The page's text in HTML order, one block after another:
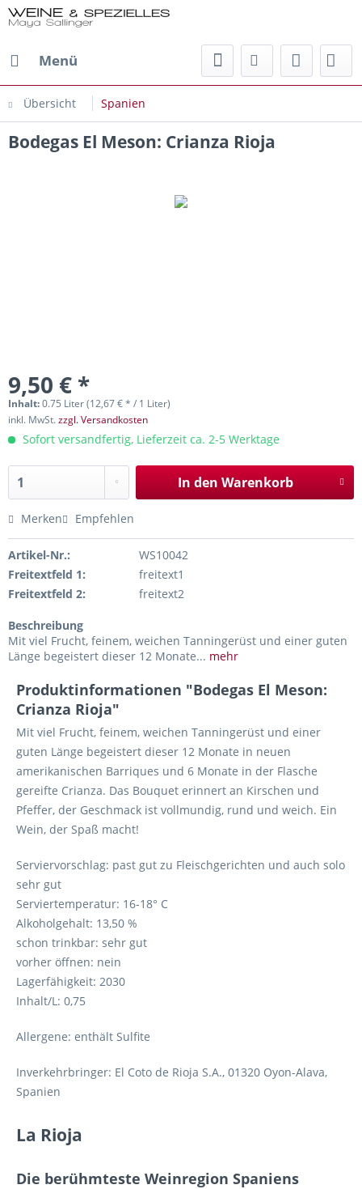
Menü
Übersicht Spanien
Bodegas El Meson: Crianza Rioja
9,50 € *
Inhalt:0.75 Liter (12,67 € * / 1 Liter)
inkl. MwSt.zzgl. Versandkosten
Sofort versandfertig, Lieferzeit ca. 2-5 Werktage
In den Warenkorb
Merken Empfehlen
Artikel-Nr.:
WS10042
Freitextfeld 1:
freitext1
Freitextfeld 2:
freitext2
Beschreibung
Mit viel Frucht, feinem, weichen Tanningerüst und einer guten
Länge begeistert dieser 12 Monate... mehr
Produktinformationen "Bodegas El Meson:
Crianza Rioja"
Mit viel Frucht, feinem, weichen Tanningerüst und einer
guten Länge begeistert dieser 12 Monate in neuen
amerikanischen Barriques und 6 Monate in der Flasche
gereifte Crianza. Das Bouquet erinnert an Kirschen und
Pfeffer, der Geschmack ist vollmundig, rund und weich. Ein
Wein, der Spaß macht!
Serviervorschlag: past gut zu Fleischgerichten und auch solo
sehr gut
Serviertemperatur: 16-18° C
Alkoholgehalt: 13,50 %
schon trinkbar: sehr gut
vorher öffnen: nein
Lagerfähigkeit: 2030
Inhalt/L: 0,75
Allergene: enthält Sulfite
Inverkehrbringer: El Coto de Rioja S.A., 01320 Oyon-Alava,
Spanien
La Rioja
Die berühmteste Weinregion Spaniens